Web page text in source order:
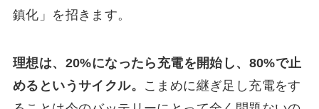
鎮化」を招きます。
理想は、20%になったら充電を開始し、80%で止
めるというサイクル。
こまめに継ぎ足し充電をす